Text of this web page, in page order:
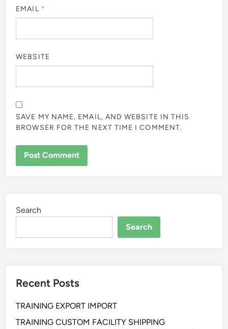
EMAIL *
WEBSITE
SAVE MY NAME, EMAIL, AND WEBSITE IN THIS
BROWSER FOR THE NEXT TIME I COMMENT.
Search
Search
Recent Posts
TRAINING EXPORT IMPORT
TRAINING CUSTOM FACILITY SHIPPING